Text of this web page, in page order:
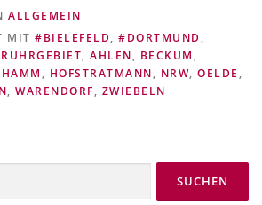
ALLGEMEIN
MIT #BIELEFELD, #DORTMUND ,
, AHLEN, BECKUM ,
HAMM , HOFSTRATMANN, NRW, OELDE ,
, WARENDORF, ZWIEBELN